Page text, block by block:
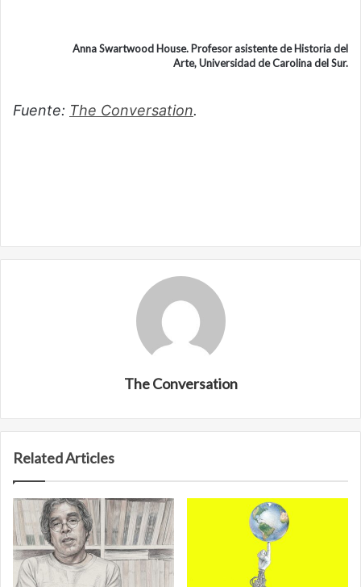
Anna Swartwood House. Profesor asistente de Historia del
Arte, Universidad de Carolina del Sur.
Fuente: The Conversation.
The Conversation
Related Articles